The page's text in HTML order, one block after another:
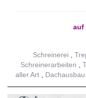
auf
Schreinerei
Schreinerarbeiten
aller Art
Dachausbau